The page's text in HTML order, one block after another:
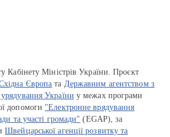
Кабінету Міністрів України. Проєкт
Європа та Державним агентством з
України у межах програми
допомоги "Електронне врядування
та участі громади" (EGAP), за
Швейцарської агенції розвитку та